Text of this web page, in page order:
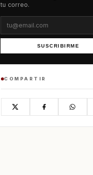
tu correo.
SUSCRIBIRME
COMPARTIR